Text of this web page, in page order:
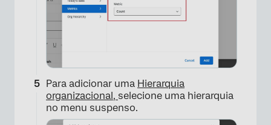
×
Para adicionar uma Hierarquia
organizacional, selecione uma hierarquia
no menu suspenso.